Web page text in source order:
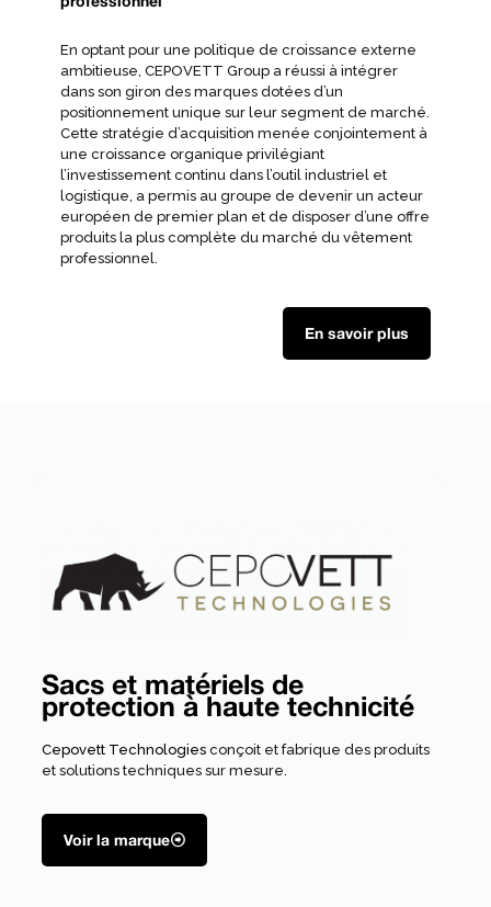
En optant pour une politique de croissance externe
ambitieuse, CEPOVETT Group a réussi à intégrer
dans son giron des marques dotées d’un
positionnement unique sur leur segment de marché.
Cette stratégie d’acquisition menée conjointement à
une croissance organique privilégiant
l’investissement continu dans l’outil industriel et
logistique, a permis au groupe de devenir un acteur
européen de premier plan et de disposer d’une offre
produits la plus complète du marché du vêtement
professionnel.
En savoir plus
Sacs et matériels de
protection à haute technicité
Cepovett Technologies conçoit et fabrique des produits
et solutions techniques sur mesure.
Voir la marque